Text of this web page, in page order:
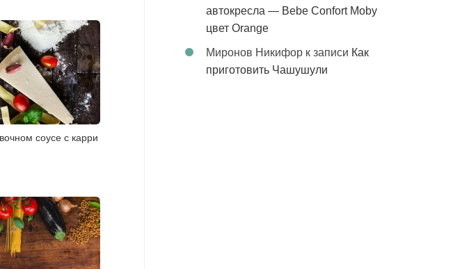
соусе с карри
автокресла — Bebe Confort Moby
цвет Orange
Миронов Никифор к записи Как
приготовить Чашушули